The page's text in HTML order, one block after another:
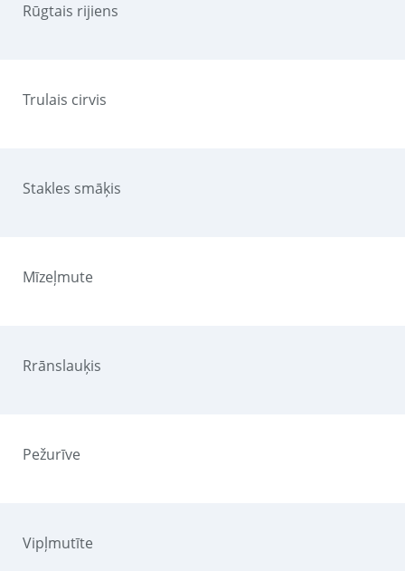
Rūgtais rijiens
Trulais cirvis
Stakles smāķis
Mīzeļmute
Rrānslauķis
Pežurīve
Vipļmutīte